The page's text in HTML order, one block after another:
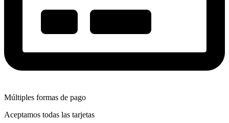
Múltiples formas de pago
Aceptamos todas las tarjetas